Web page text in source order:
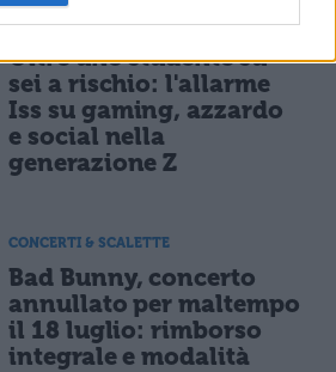
NEWS LIFESTYLE
Oltre uno studente su
sei a rischio: l'allarme
Iss su gaming, azzardo
e social nella
generazione Z
CONCERTI & SCALETTE
Bad Bunny, concerto
annullato per maltempo
il 18 luglio: rimborso
integrale e modalità